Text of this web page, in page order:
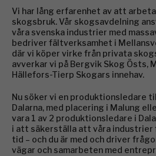
Vi har lång erfarenhet av att
skogsbruk. Vår skogsavdelning
våra svenska industrier med
bedriver fältverksamhet i
där vi köper virke från privata
avverkar vi på Bergvik Skog Östs,
Hällefors-Tierp Skogars innehav.
Nu söker vi en produktionsledare
Dalarna, med placering i Malung
vara 1 av 2 produktionsledare i
i att säkerställa att våra
tid – och du är med och driver
vägar och samarbeten med